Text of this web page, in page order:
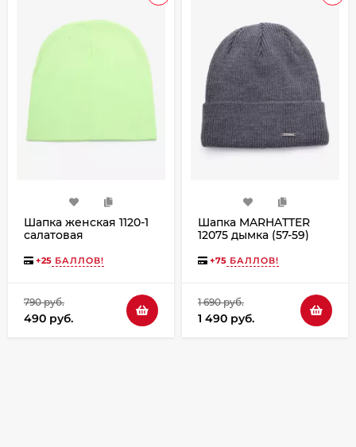
Шапка женская 1120-1
салатовая
+25 БАЛЛОВ!
790 руб.
490 руб.
Шапка MARHATTER
12075 дымка (57-59)
+75 БАЛЛОВ!
1 690 руб.
1 490 руб.